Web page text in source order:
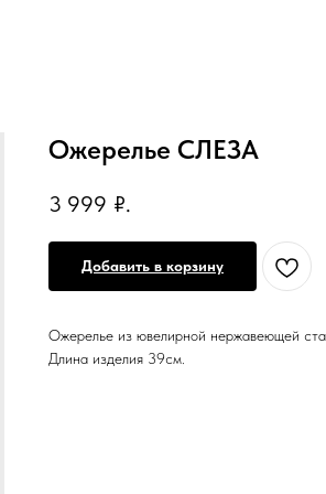
Ожерелье СЛЕЗА
3 999 ₽.
Добавить в корзину
Ожерелье из ювелирной нержавеющей
Длина изделия 39см.